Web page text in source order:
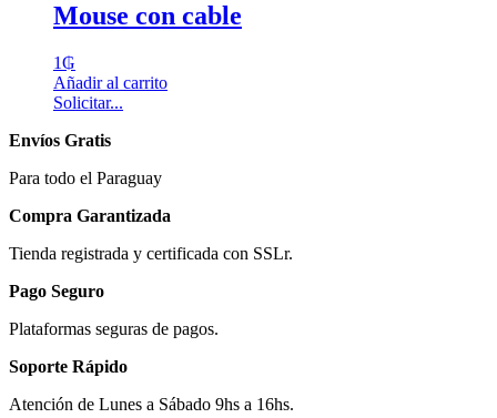
Mouse con cable
1₲
Añadir al carrito
Solicitar...
Envíos Gratis
Para todo el Paraguay
Compra Garantizada
Tienda registrada y certificada con SSLr.
Pago Seguro
Plataformas seguras de pagos.
Soporte Rápido
Atención de Lunes a Sábado 9hs a 16hs.